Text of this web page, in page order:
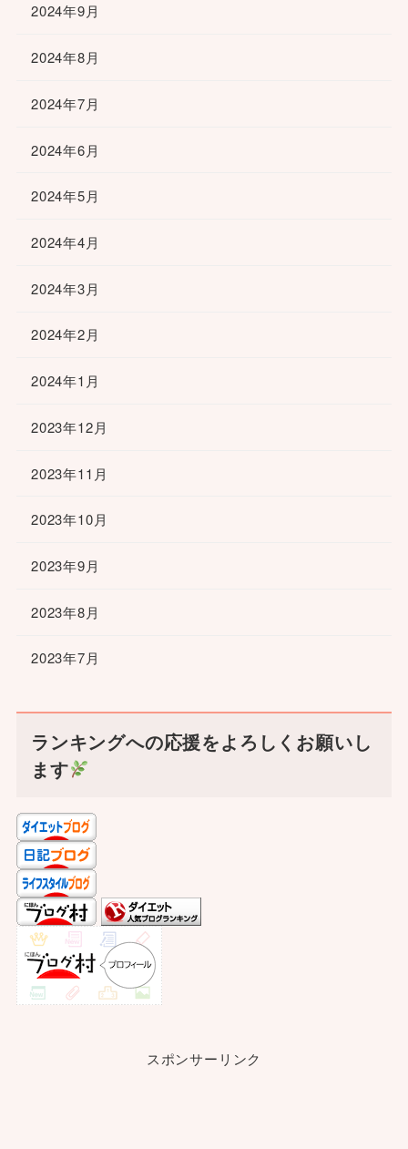
2024年9月
2024年8月
2024年7月
2024年6月
2024年5月
2024年4月
2024年3月
2024年2月
2024年1月
2023年12月
2023年11月
2023年10月
2023年9月
2023年8月
2023年7月
ランキングへの応援をよろしくお願いし
ます
スポンサーリンク